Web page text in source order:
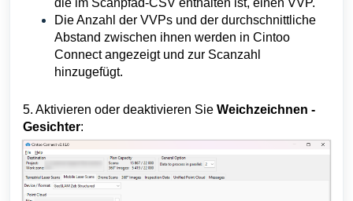
Die Anzahl der VVPs und der durchschnittliche
Abstand zwischen ihnen werden in Cintoo
Connect angezeigt und zur Scanzahl
hinzugefügt.
5. Aktivieren oder deaktivieren Sie Weichzeichnen -
Gesichter: